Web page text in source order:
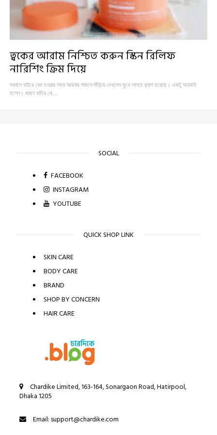
ত্বকের আরাম নিশ্চিত করুন স্কিন রিলিফ
নারিশিং ক্রিম দিয়ে
সকালে বাইরে বের হওয়ার সময় আয়নার সামনে দাঁড়িয়ে দেখলেন মুখে লালচে র‍্যাশ হয়েছে। একটু অবাকই
হলেন। কারণ বাহির থে…
SOCIAL
FACEBOOK
INSTAGRAM
YOUTUBE
QUICK SHOP LINK
SKIN CARE
BODY CARE
BRAND
SHOP BY CONCERN
HAIR CARE
Chardike Limited, 163-164, Sonargaon Road, Hatirpool,
Dhaka 1205
Email: support@chardike.com